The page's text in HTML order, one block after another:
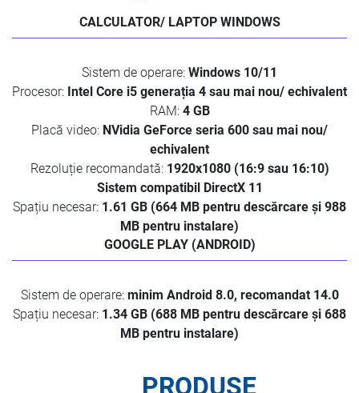
CALCULATOR/ LAPTOP WINDOWS
Sistem de operare: Windows 10/11
Procesor: Intel Core i5 generația 4 sau mai nou/ echivalent
RAM: 4 GB
Placă video: NVidia GeForce seria 600 sau mai nou/
echivalent
Rezoluție recomandată: 1920x1080 (16:9 sau 16:10)
Sistem compatibil DirectX 11
Spațiu necesar: 1.61 GB (664 MB pentru descărcare și 988
MB pentru instalare)
GOOGLE PLAY (ANDROID)
Sistem de operare: minim Android 8.0, recomandat 14.0
Spațiu necesar: 1.34 GB (688 MB pentru descărcare și 688
MB pentru instalare)
PRODUSE